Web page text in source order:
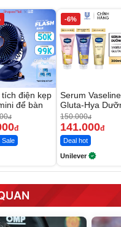
tích điện kẹp
để bàn
đ
đ
Sale
-6%
Serum Vaseline
Gluta-Hya
Da Sáng Mịn
7 Ngày
150.000đ
141.000đ
Deal hot
Unilever